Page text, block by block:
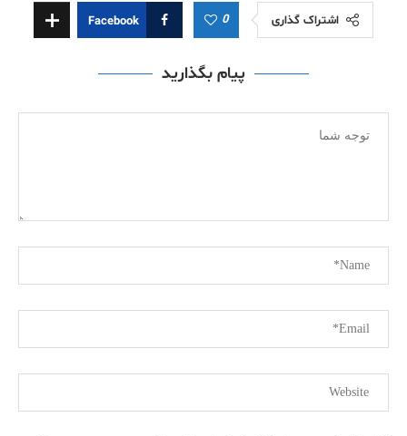
اشتراک گذاری 0
Facebook
پیام بگذارید